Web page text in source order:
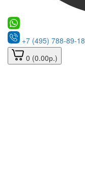
+7 (495) 788-89-18
0 (0.00р.)